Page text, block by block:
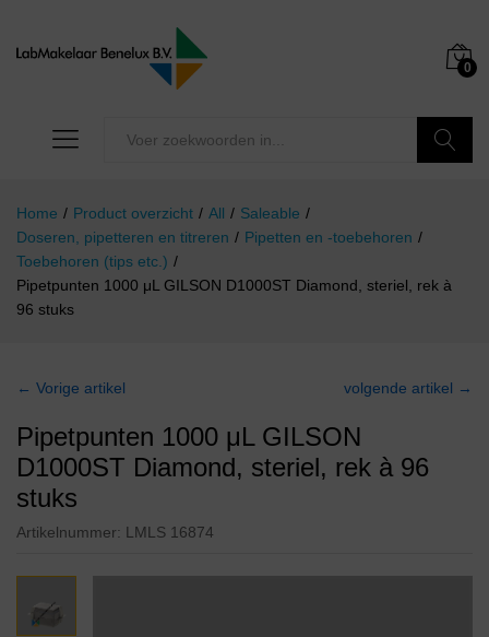
0
Home / Product overzicht / All / Saleable /
Doseren, pipetteren en titreren / Pipetten en -toebehoren /
Toebehoren (tips etc.) /
Pipetpunten 1000 μL GILSON D1000ST Diamond, steriel, rek à
96 stuks
← Vorige artikel volgende artikel →
Pipetpunten 1000 μL GILSON
D1000ST Diamond, steriel, rek à 96
stuks
Artikelnummer: LMLS 16874